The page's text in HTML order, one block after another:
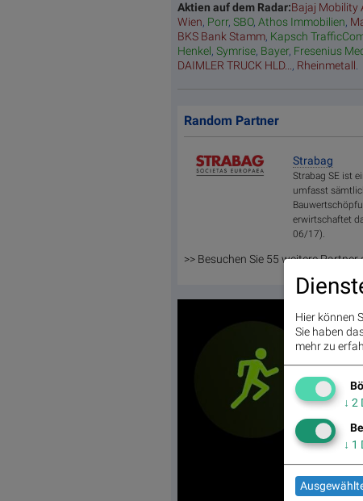
Aktien auf dem Radar:Bajaj Mobility
Wien, Porr, SBO, Athos Immobilien,
BKS Bank Stamm, Kapsch
Henkel, Symrise, Bayer, Fresenius
DAIMLER TRUCK HLD... , Rheinmetall
Random Partner
Strabag
Strabag SE ist
umfasst
erwirtschaftet
06/17).
>> Besuchen Sie 55 weitere
Hier können
Sie haben
mehr zu
↓ 2
↓ 1